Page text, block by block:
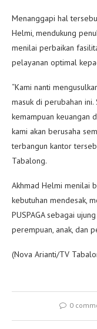
Menanggapi hal
Helmi, mendukung
menilai perbaikan
pelayanan optimal
“Kami nanti
masuk di perubahan
kemampuan keuangan
kami akan berusaha
terbangun kantor
Tabalong.
Akhmad Helmi menilai
kebutuhan mendesak,
PUSPAGA sebagai
perempuan, anak, dan
(Nova Arianti/TV
0